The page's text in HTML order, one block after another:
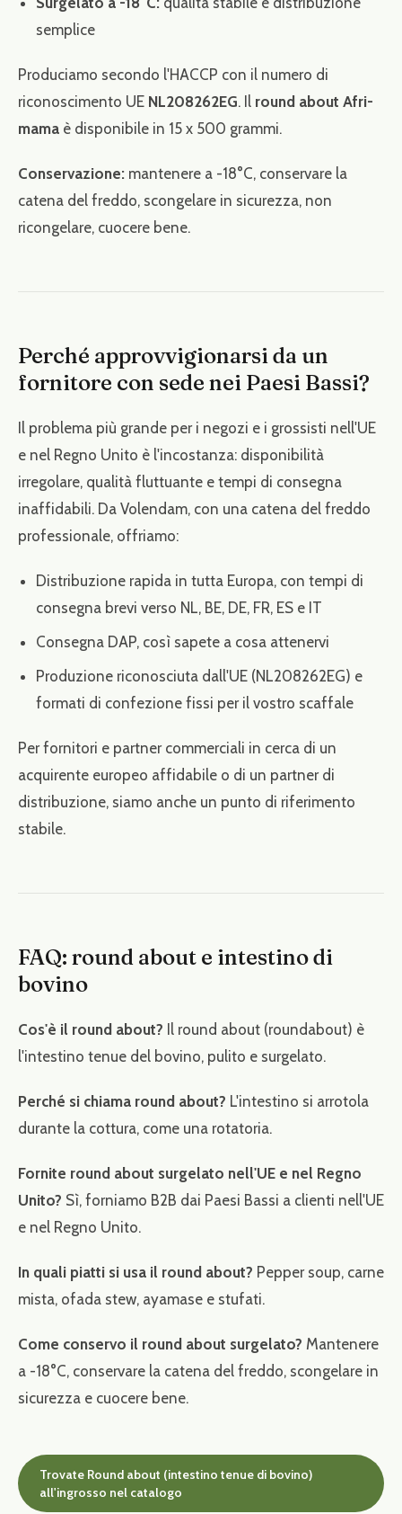
semplice
Produciamo secondo l'HACCP con il numero di
riconoscimento UE NL208262EG. Il round about Afri-
mama è disponibile in 15 x 500 grammi.
Conservazione: mantenere a -18°C, conservare la
catena del freddo, scongelare in sicurezza, non
ricongelare, cuocere bene.
Perché approvvigionarsi da un
fornitore con sede nei Paesi Bassi?
Il problema più grande per i negozi e i grossisti nell'UE
e nel Regno Unito è l'incostanza: disponibilità
irregolare, qualità fluttuante e tempi di consegna
inaffidabili. Da Volendam, con una catena del freddo
professionale, offriamo:
Distribuzione rapida in tutta Europa, con tempi di
consegna brevi verso NL, BE, DE, FR, ES e IT
Consegna DAP, così sapete a cosa attenervi
Produzione riconosciuta dall'UE (NL208262EG) e
formati di confezione fissi per il vostro scaffale
Per fornitori e partner commerciali in cerca di un
acquirente europeo affidabile o di un partner di
distribuzione, siamo anche un punto di riferimento
stabile.
FAQ: round about e intestino di
bovino
Cos'è il round about? Il round about (roundabout) è
l'intestino tenue del bovino, pulito e surgelato.
Perché si chiama round about? L'intestino si arrotola
durante la cottura, come una rotatoria.
Fornite round about surgelato nell'UE e nel Regno
Unito? Sì, forniamo B2B dai Paesi Bassi a clienti nell'UE
e nel Regno Unito.
In quali piatti si usa il round about? Pepper soup, carne
mista, ofada stew, ayamase e stufati.
Come conservo il round about surgelato? Mantenere
a -18°C, conservare la catena del freddo, scongelare in
sicurezza e cuocere bene.
Trovate Round about (intestino tenue di bovino)
all'ingrosso nel catalogo